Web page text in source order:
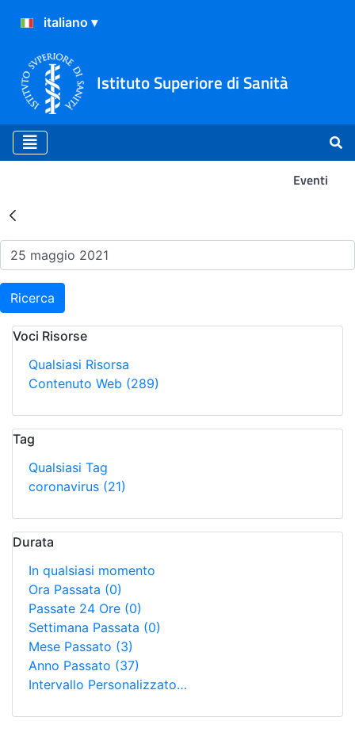
Istituto Superiore di Sanità
Eventi
Risultati della Ricerca -
Ricerca
Voci Risorse
Qualsiasi Risorsa
Contenuto Web (289)
Tag
Qualsiasi Tag
coronavirus (21)
Durata
In qualsiasi momento
Ora Passata (0)
Passate 24 Ore (0)
Settimana Passata (0)
Mese Passato (3)
Anno Passato (37)
Intervallo Personalizzato…